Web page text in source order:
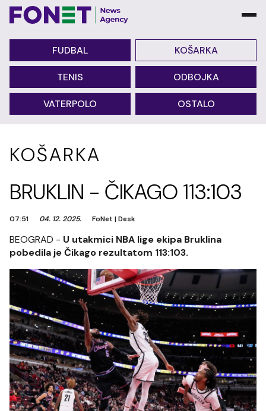
FUDBAL KOŠARKA
TENIS ODBOJKA
VATERPOLO OSTALO
KOŠARKA
BRUKLIN - ČIKAGO 113:103
07:51 04. 12. 2025. FoNet |Desk
BEOGRAD - U utakmici NBA lige ekipa Bruklina
pobedila je Čikago rezultatom 113:103.